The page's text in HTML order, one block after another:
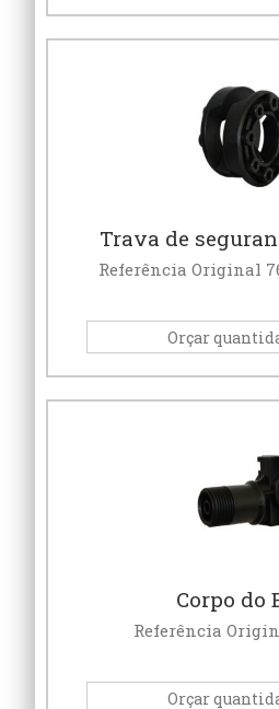
Trava de
Referência Original
Corpo do
Referência